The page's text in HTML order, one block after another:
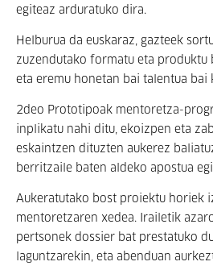
egiteaz arduratuko dira.
Helburua da euskaraz, gazteek
zuzendutako formatu eta produktu
eta eremu honetan bai talentua bai
2deo Prototipoak mentoretza-
inplikatu nahi ditu, ekoizpen eta
eskaintzen dituzten aukerez
berritzaile baten aldeko apostua
Aukeratutako bost proiektu horiek
mentoretzaren xedea. Irailetik
pertsonek dossier bat prestatuko
laguntzarekin, eta abenduan